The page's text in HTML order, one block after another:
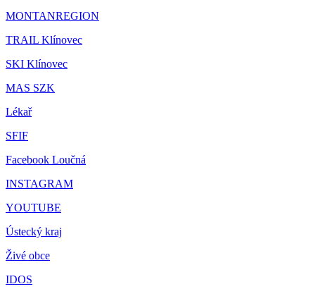
MONTANREGION
TRAIL Klínovec
SKI Klínovec
MAS SZK
Lékař
SFIF
Facebook Loučná
INSTAGRAM
YOUTUBE
Ústecký kraj
Živé obce
IDOS